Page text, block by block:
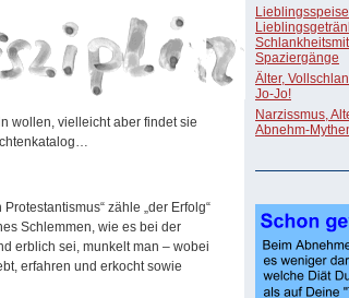
wollen, vielleicht aber findet sie
zähle „der Erfolg“
Schlemmen, wie es bei der
erblich sei, munkelt man – wobei
erfahren und erkocht sowie
Spaziergänge
Älter,
Jo-Jo!
Narzissmus,
Abnehm-